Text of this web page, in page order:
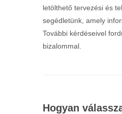
letölthető tervezési és
segédletünk, amely
További kérdéseivel
bizalommal.
Hogyan